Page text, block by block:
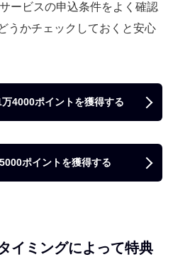
ービスの申込条件をよく確認
うかチェックしておくと安心
4000ポイントを獲得する
ポイントを獲得する
イミングによって特典